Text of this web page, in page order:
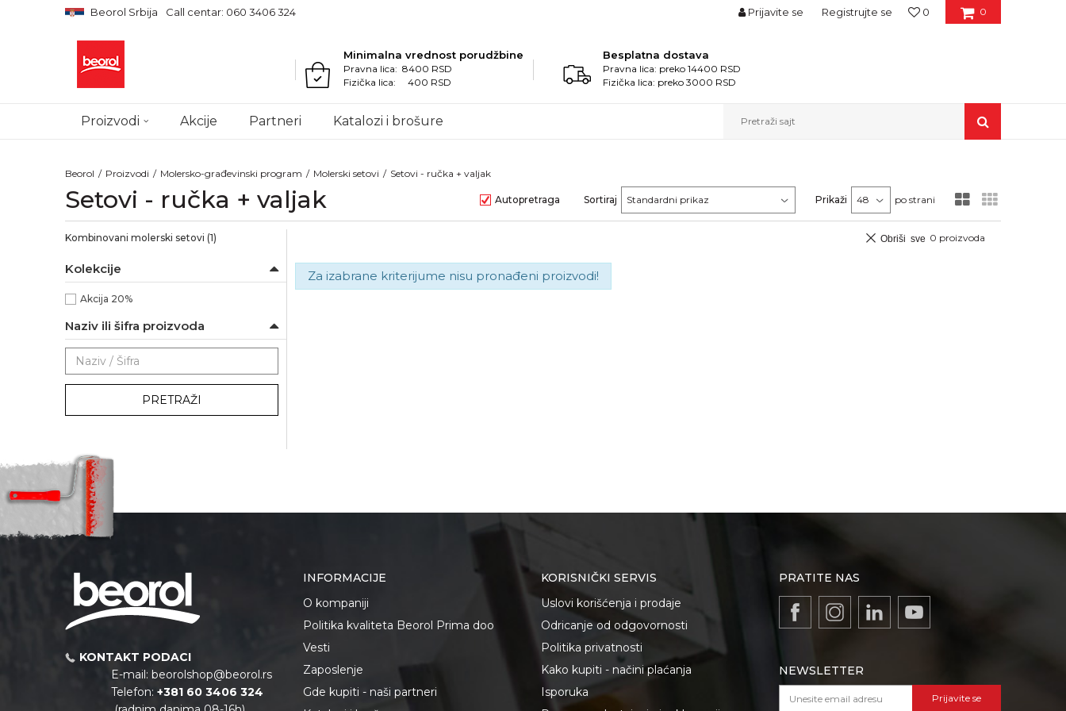
Beorol Srbija Call centar: 060 3406 324 0
0
Prijavite se Registrujte se
Minimalna vrednost porudžbine
Pravna lica: 8400 RSD
Fizička lica: 400 RSD
Besplatna dostava
Pravna lica: preko 14400 RSD
Fizička lica: preko 3000 RSD
Proizvodi Akcije Partneri Katalozi i brošure Pretraži sajt
Beorol Proizvodi Molersko-građevinski program Molerski setovi Setovi - ručka + valjak
Setovi - ručka + valjak Autopretraga Sortiraj Prikaži po strani
Kombinovani molerski setovi (1)
Kolekcije
Akcija 20%
Naziv ili šifra proizvoda
PRETRAŽI
0 proizvoda
Obriši sve
Za izabrane kriterijume nisu pronađeni proizvodi!
KONTAKT PODACI
E-mail: beorolshop@beorol.rs
Telefon: +381 60 3406 324
INFORMACIJE
O kompaniji
Politika kvaliteta Beorol Prima doo
Vesti
Zaposlenje
Gde kupiti - naši partneri
KORISNIČKI SERVIS
Uslovi korišćenja i prodaje
Odricanje od odgovornosti
Politika privatnosti
Kako kupiti - načini plaćanja
Isporuka
PRATITE NAS
NEWSLETTER
Prijavite se